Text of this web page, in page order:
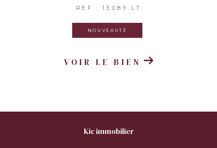
REF : 13089 LT
NOUVEAUTÉ
VOIR LE BIEN
kic immobilier